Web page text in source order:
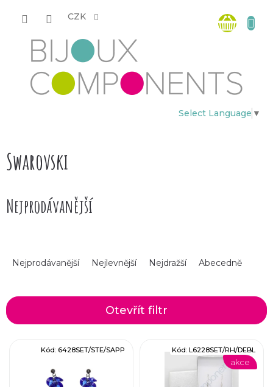
CZK
Select Language ▼
košík
Swarovski
Nejprodávanější
z
Nejprodávanější Nejlevnější Nejdražší Abecedně
Otevřít filtr
Kód: 6428SET/STE/SAPP
akce
Kód: L6228SET/RH/DEBL